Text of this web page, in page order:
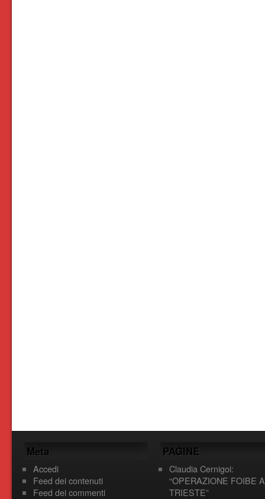
Meta
Accedi
Feed dei contenuti
Feed dei commenti
PAGINE
Claudia Cernigoi:
“OPERAZIONE FOIBE A
TRIESTE”